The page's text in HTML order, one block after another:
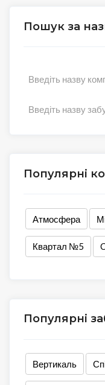
Пошук за
Введіть назву
Введіть назву
Популярні
Атмосфера
Квартал №5
Популярні
Вертикаль